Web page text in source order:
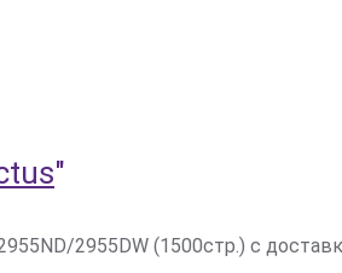
"
2955DW (1500стр.) с